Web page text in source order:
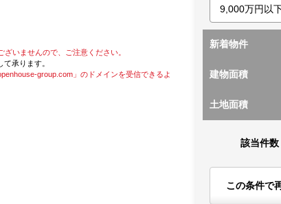
いませんので、ご注意ください。
て承ります。
group.com」のドメインを受信できるよ
新着物件
建物面積
土地面積
該当件数
この条件で